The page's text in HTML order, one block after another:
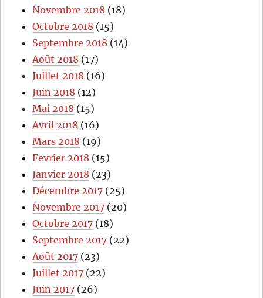
Novembre 2018 (18)
Octobre 2018 (15)
Septembre 2018 (14)
Août 2018 (17)
Juillet 2018 (16)
Juin 2018 (12)
Mai 2018 (15)
Avril 2018 (16)
Mars 2018 (19)
Fevrier 2018 (15)
Janvier 2018 (23)
Décembre 2017 (25)
Novembre 2017 (20)
Octobre 2017 (18)
Septembre 2017 (22)
Août 2017 (23)
Juillet 2017 (22)
Juin 2017 (26)